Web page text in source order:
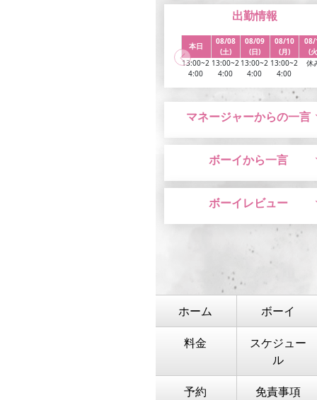
出勤情報
本日
13:00~2
4:00
08/08
(土)
13:00~2
4:00
08/09
(日)
13:00~2
4:00
08/10
(月)
13:00~2
4:00
08/
(
休
マネージャーからの一言
ボーイから一言
ボーイレビュー
ホーム ボーイ
料金
スケジュー
ル
予約 免責事項